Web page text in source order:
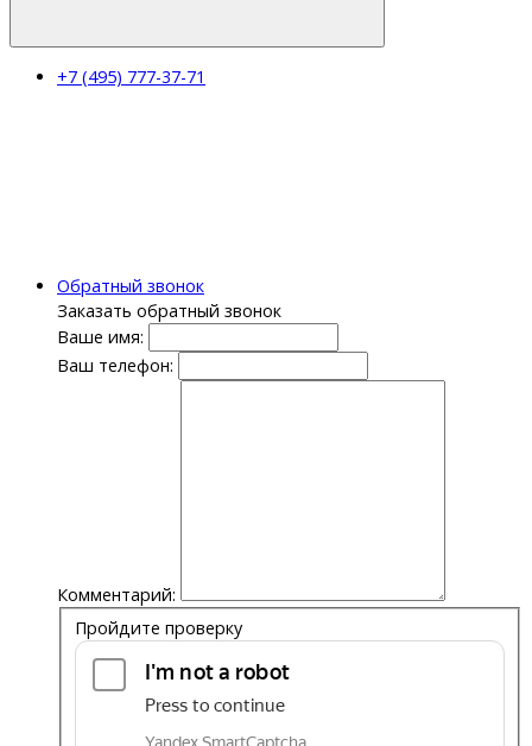
+7 (495) 777-37-71
Обратный звонок
Заказать обратный звонок
Ваше имя:
Ваш телефон:
Комментарий:
Пройдите проверку